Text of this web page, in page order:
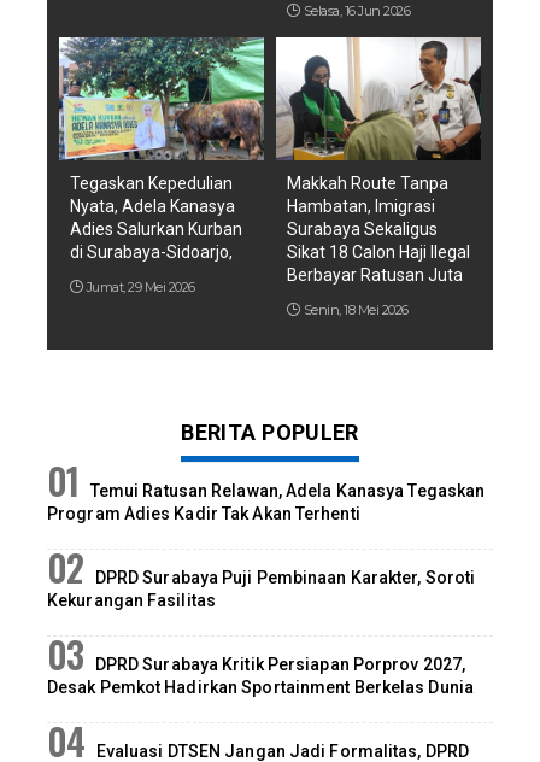
Selasa, 16 Jun 2026
Tegaskan Kepedulian
Nyata, Adela Kanasya
Adies Salurkan Kurban
di Surabaya-Sidoarjo,
Jumat, 29 Mei 2026
Makkah Route Tanpa
Hambatan, Imigrasi
Surabaya Sekaligus
Sikat 18 Calon Haji Ilegal
Berbayar Ratusan Juta
Senin, 18 Mei 2026
BERITA POPULER
Temui Ratusan Relawan, Adela Kanasya Tegaskan
Program Adies Kadir Tak Akan Terhenti
DPRD Surabaya Puji Pembinaan Karakter, Soroti
Kekurangan Fasilitas
DPRD Surabaya Kritik Persiapan Porprov 2027,
Desak Pemkot Hadirkan Sportainment Berkelas Dunia
Evaluasi DTSEN Jangan Jadi Formalitas, DPRD